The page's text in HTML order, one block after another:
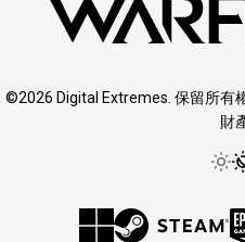
©2026 Digital Extremes. 保留所有
財